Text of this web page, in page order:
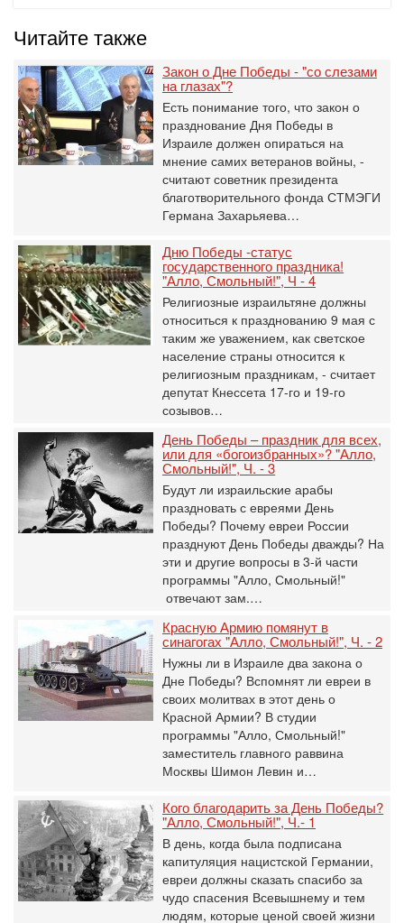
Читайте также
Закон о Дне Победы - "со слезами
на глазах"?
Есть понимание того, что закон о
празднование Дня Победы в
Израиле должен опираться на
мнение самих ветеранов войны, -
считают советник президента
благотворительного фонда СТМЭГИ
Германа Захарьяева…
Дню Победы -статус
государственного праздника!
"Алло, Смольный!", Ч - 4
Религиозные израильтяне должны
относиться к празднованию 9 мая с
таким же уважением, как светское
население страны относится к
религиозным праздникам, - считает
депутат Кнессета 17-го и 19-го
созывов…
День Победы – праздник для всех,
или для «богоизбранных»? "Алло,
Смольный!", Ч. - 3
Будут ли израильские арабы
праздновать с евреями День
Победы? Почему евреи России
празднуют День Победы дважды? На
эти и другие вопросы в 3-й части
программы "Алло, Смольный!"
отвечают зам.…
Красную Армию помянут в
синагогах "Алло, Смольный!", Ч. - 2
Нужны ли в Израиле два закона о
Дне Победы? Вспомнят ли евреи в
своих молитвах в этот день о
Красной Армии? В студии
программы "Алло, Смольный!"
заместитель главного раввина
Москвы Шимон Левин и…
Кого благодарить за День Победы?
"Алло, Смольный!", Ч.- 1
В день, когда была подписана
капитуляция нацистской Германии,
евреи должны сказать спасибо за
чудо спасения Всевышнему и тем
людям, которые ценой своей жизни